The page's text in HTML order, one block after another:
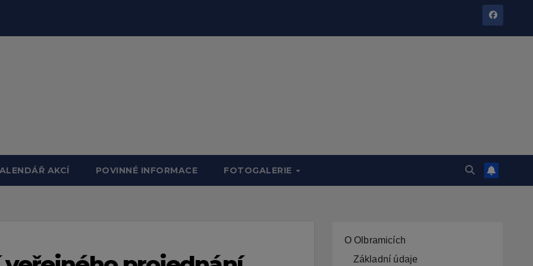
AKCÍ POVINNÉ INFORMACE FOTOGALERIE
O Olbramicích
Základní údaje